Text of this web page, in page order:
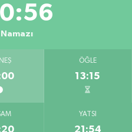
ÖĞLE
13:15
YATSI
21:54